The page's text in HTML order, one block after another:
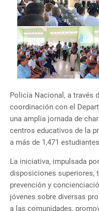
Policía Nacional, a través
coordinación con el
una amplia jornada de
centros educativos de la
a más de 1,471
La iniciativa, impulsada
disposiciones superiores,
prevención y
jóvenes sobre diversas
a las comunidades,